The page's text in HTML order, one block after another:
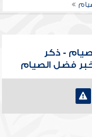
- ذكر
فضل الصيام